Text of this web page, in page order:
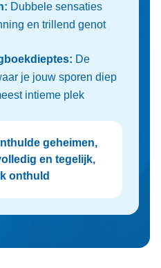
Dubbele sensaties
en trillend genot
De
je jouw sporen diep
intieme plek
geheimen,
en tegelijk,
onthuld